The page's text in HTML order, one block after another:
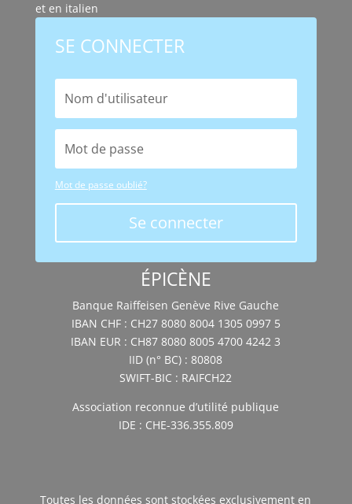
et en italien
SE CONNECTER
Mot de passe oublié?
Se connecter
ÉPICÈNE
Banque Raiffeisen Genève Rive Gauche
IBAN CHF : CH27 8080 8004 1305 0997 5
IBAN EUR : CH87 8080 8005 4700 4242 3
IID (n° BC) : 80808
SWIFT-BIC : RAIFCH22
Association reconnue d’utilité publique
IDE : CHE-336.355.809
Toutes les données sont stockées exclusivement en